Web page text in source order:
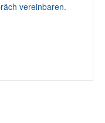
vereinbaren.